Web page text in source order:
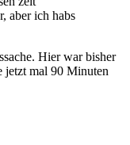
aber ich habs
Hier war bisher
jetzt mal 90 Minuten